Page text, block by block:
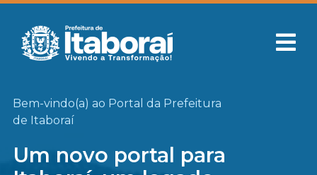
Bem-vindo(a) ao Portal da Prefeitura
de Itaboraí
Um novo portal para